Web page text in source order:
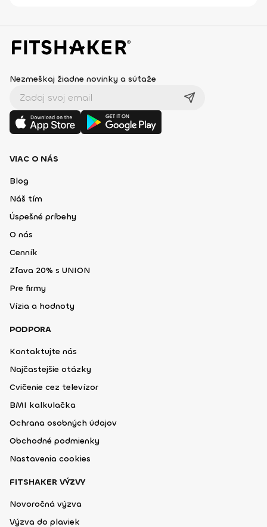
Nezmeškaj žiadne novinky a súťaže
VIAC O NÁS
Blog
Náš tím
Úspešné príbehy
O nás
Cenník
Zľava 20% s UNION
Pre firmy
Vízia a hodnoty
PODPORA
Kontaktujte nás
Najčastejšie otázky
Cvičenie cez televízor
BMI kalkulačka
Ochrana osobných údajov
Obchodné podmienky
Nastavenia cookies
FITSHAKER VÝZVY
Novoročná výzva
Výzva do plaviek